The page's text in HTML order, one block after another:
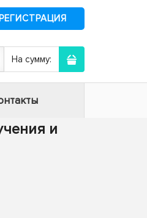
РЕГИСТРАЦИЯ
На сумму:
и